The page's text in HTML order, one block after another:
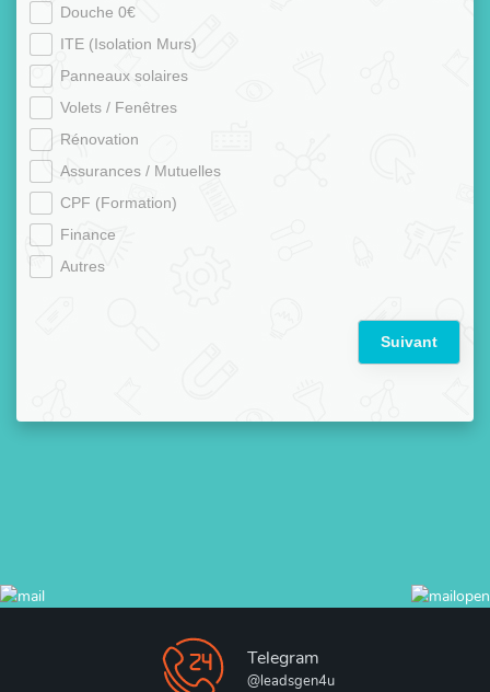
Douche 0€
ITE (Isolation Murs)
Panneaux solaires
Volets / Fenêtres
Rénovation
Assurances / Mutuelles
CPF (Formation)
Finance
Autres
Suivant
Telegram
@leadsgen4u